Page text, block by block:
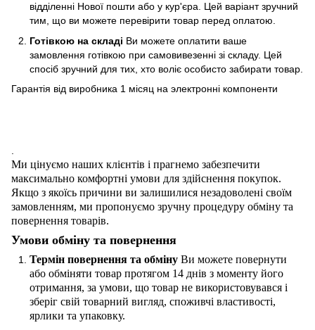
відділенні Нової пошти або у кур'єра. Цей варіант зручний
тим, що ви можете перевірити товар перед оплатою.
Готівкою на складі Ви можете оплатити ваше
замовлення готівкою при самовивезенні зі складу. Цей
спосіб зручний для тих, хто воліє особисто забирати товар.
Гарантія від виробника 1 місяц на электроннi компоненти
Ми цінуємо наших клієнтів і прагнемо забезпечити
максимально комфортні умови для здійснення покупок.
Якщо з якоїсь причини ви залишилися незадоволені своїм
замовленням, ми пропонуємо зручну процедуру обміну та
повернення товарів.
Умови обміну та повернення
Термін повернення та обміну Ви можете повернути
або обміняти товар протягом 14 днів з моменту його
отримання, за умови, що товар не використовувався і
зберіг свій товарний вигляд, споживчі властивості,
ярлики та упаковку.